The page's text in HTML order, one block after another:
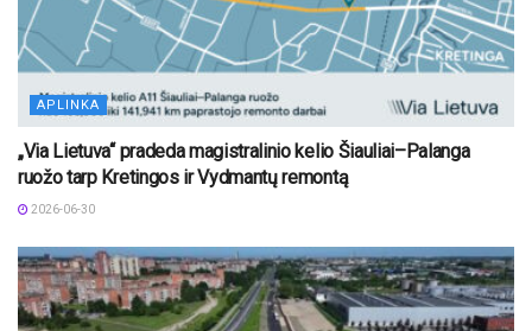
APLINKA
„Via Lietuva“ pradeda magistralinio kelio Šiauliai–Palanga
ruožo tarp Kretingos ir Vydmantų remontą
2026-06-30